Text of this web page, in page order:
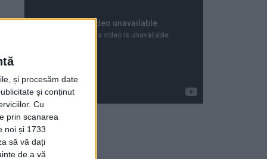
și procesăm date
și conținut
Cu
prin scanarea
noi și 1733
să vă dați
de a vă
Articole recente